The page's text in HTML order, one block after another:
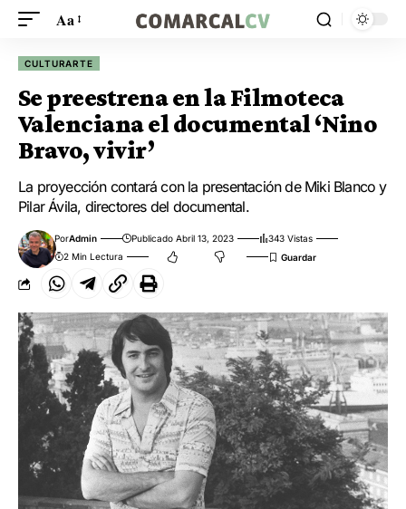
Aa
CULTURARTE
Se preestrena en la Filmoteca
Valenciana el documental ‘Nino
Bravo, vivir’
La proyección contará con la presentación de Miki Blanco y
Pilar Ávila, directores del documental.
PorAdmin Publicado Abril 13, 2023
343 Vistas
2 Min Lectura